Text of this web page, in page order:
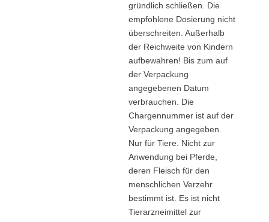
gründlich schließen. Die
empfohlene Dosierung nicht
überschreiten. Außerhalb
der Reichweite von Kindern
aufbewahren! Bis zum auf
der Verpackung
angegebenen Datum
verbrauchen. Die
Chargennummer ist auf der
Verpackung angegeben.
Nur für Tiere. Nicht zur
Anwendung bei Pferde,
deren Fleisch für den
menschlichen Verzehr
bestimmt ist. Es ist nicht
Tierarzneimittel zur